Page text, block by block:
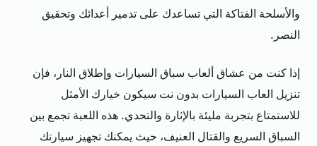
والأسلحة الفتاكة التي تساعدك على تدمير أعدائك وتحقيق
النصر.
إذا كنت من عشاق ألعاب سباق السيارات وإطلاق النار، فإن
تنزيل العاب السيارات بدون نت سيكون خيارك الأمثل
للاستمتاع بتجربة مليئة بالإثارة والتحدي. هذه اللعبة تجمع بين
السباق السريع والقتال العنيف، حيث يمكنك تجهيز سيارتك